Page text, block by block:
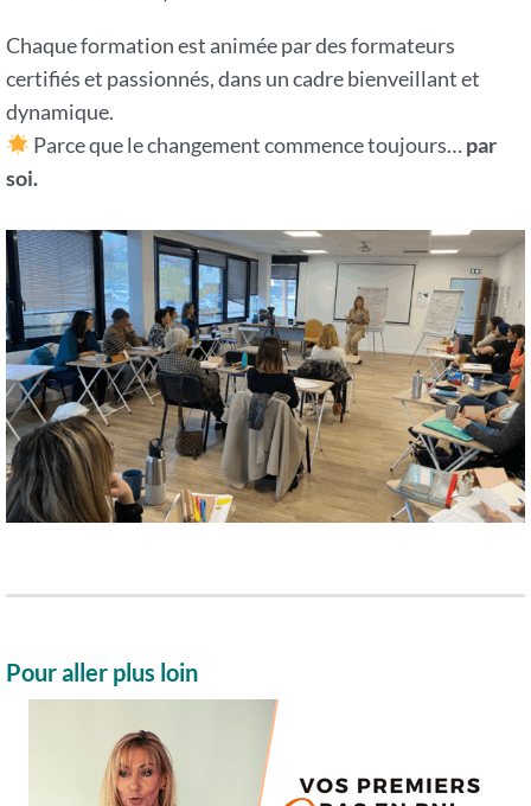
Chaque formation est animée par des formateurs
certifiés et passionnés, dans un cadre bienveillant et
dynamique.
Parce que le changement commence toujours…par
soi.
Pour aller plus loin